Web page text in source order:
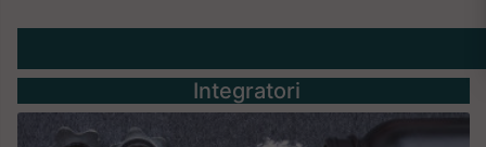
Integratori